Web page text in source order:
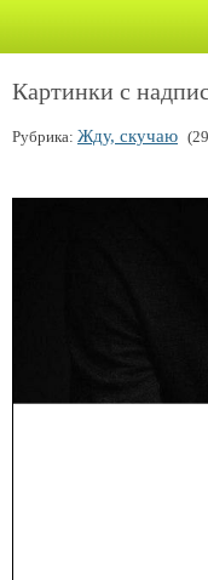
Картинки с
Рубрика: Жду, скучаю